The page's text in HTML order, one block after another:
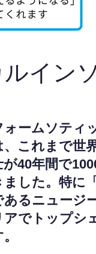
イン
ォームソティ
、これまで世
が40年間で
ました。特に
あるニュージ
アでトップシ